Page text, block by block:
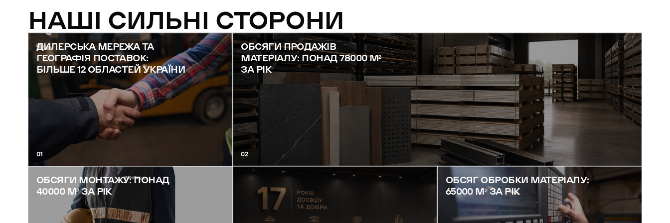
НАШІ СИЛЬНІ СТОРОНИ
ДИЛЕРСЬКА МЕРЕЖА ТА
ГЕОГРАФІЯ ПОСТАВОК:
БІЛЬШЕ 12 ОБЛАСТЕЙ УКРАЇНИ
01
ОБСЯГИ ПРОДАЖІВ
МАТЕРІАЛУ: ПОНАД 78000 М²
ЗА РІК
02
ОБСЯГИ МОНТАЖУ: ПОНАД
40000 М² ЗА РІК
ОБСЯГ ОБРОБКИ МАТЕРІАЛУ:
65000 М² ЗА РІК